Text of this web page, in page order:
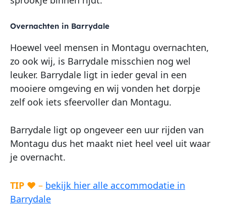
Overnachten in Barrydale
Hoewel veel mensen in Montagu overnachten,
zo ook wij, is Barrydale misschien nog wel
leuker. Barrydale ligt in ieder geval in een
mooiere omgeving en wij vonden het dorpje
zelf ook iets sfeervoller dan Montagu.
Barrydale ligt op ongeveer een uur rijden van
Montagu dus het maakt niet heel veel uit waar
je overnacht.
TIP ♥ – bekijk hier alle accommodatie in
Barrydale